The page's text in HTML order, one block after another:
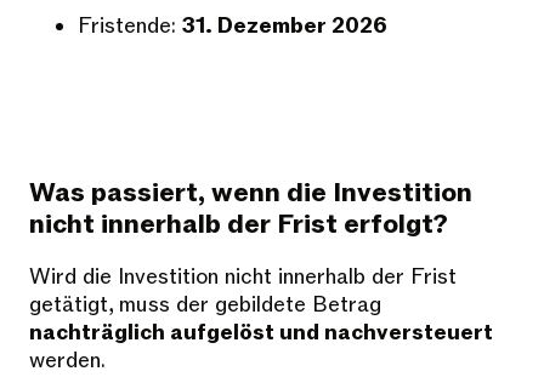
Fristende: 31. Dezember 2026
Was passiert, wenn die Investition
nicht innerhalb der Frist erfolgt?
Wird die Investition nicht innerhalb der Frist
getätigt, muss der gebildete Betrag
nachträglich aufgelöst und nachversteuert
werden.